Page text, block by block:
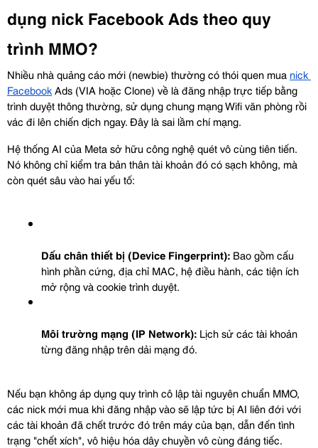
dụng nick Facebook Ads theo quy
trình MMO?
Nhiều nhà quảng cáo mới (newbie) thường có thói quen mua nick
Facebook Ads (VIA hoặc Clone) về là đăng nhập trực tiếp bằng
trình duyệt thông thường, sử dụng chung mạng Wifi văn phòng rồi
vác đi lên chiến dịch ngay. Đây là sai lầm chí mạng.
Hệ thống AI của Meta sở hữu công nghệ quét vô cùng tiên tiến.
Nó không chỉ kiểm tra bản thân tài khoản đó có sạch không, mà
còn quét sâu vào hai yếu tố:
Dấu chân thiết bị (Device Fingerprint): Bao gồm cấu
hình phần cứng, địa chỉ MAC, hệ điều hành, các tiện ích
mở rộng và cookie trình duyệt.
Môi trường mạng (IP Network): Lịch sử các tài khoản
từng đăng nhập trên dải mạng đó.
Nếu bạn không áp dụng quy trình cô lập tài nguyên chuẩn MMO,
các nick mới mua khi đăng nhập vào sẽ lập tức bị AI liên đới với
các tài khoản đã chết trước đó trên máy của bạn, dẫn đến tình
trạng "chết xích", vô hiệu hóa dây chuyền vô cùng đáng tiếc.